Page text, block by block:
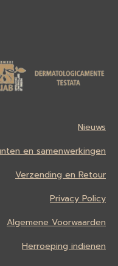
Nieuws
en samenwerkingen
Verzending en Retour
Privacy Policy
Algemene Voorwaarden
Herroeping indienen